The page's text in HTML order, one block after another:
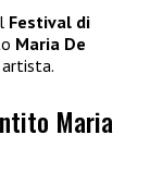
Festival di
Maria De
Maria